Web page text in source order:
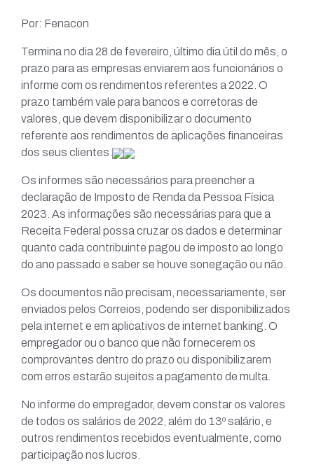
Por: Fenacon
Termina no dia 28 de fevereiro, último dia útil do mês, o
prazo para as empresas enviarem aos funcionários o
informe com os rendimentos referentes a 2022. O
prazo também vale para bancos e corretoras de
valores, que devem disponibilizar o documento
referente aos rendimentos de aplicações financeiras
dos seus clientes.
Os informes são necessários para preencher a
declaração de Imposto de Renda da Pessoa Física
2023. As informações são necessárias para que a
Receita Federal possa cruzar os dados e determinar
quanto cada contribuinte pagou de imposto ao longo
do ano passado e saber se houve sonegação ou não.
Os documentos não precisam, necessariamente, ser
enviados pelos Correios, podendo ser disponibilizados
pela internet e em aplicativos de internet banking. O
empregador ou o banco que não fornecerem os
comprovantes dentro do prazo ou disponibilizarem
com erros estarão sujeitos a pagamento de multa.
No informe do empregador, devem constar os valores
de todos os salários de 2022, além do 13º salário, e
outros rendimentos recebidos eventualmente, como
participação nos lucros.